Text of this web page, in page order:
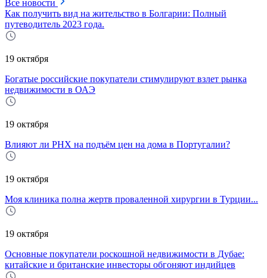
Все новости
Как получить вид на жительство в Болгарии: Полный
путеводитель 2023 года.
19 октября
Богатые российские покупатели стимулируют взлет рынка
недвижимости в ОАЭ
19 октября
Влияют ли РНХ на подъём цен на дома в Португалии?
19 октября
Моя клиника полна жертв проваленной хирургии в Турции...
19 октября
Основные покупатели роскошной недвижимости в Дубае:
китайские и британские инвесторы обгоняют индийцев